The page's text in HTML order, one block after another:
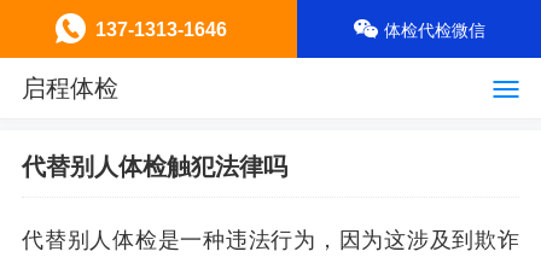
启程体检
代替别人体检触犯法律吗
代替别人体检是一种违法行为，因为这涉及到欺诈
137-1313-1646 体检代检微信